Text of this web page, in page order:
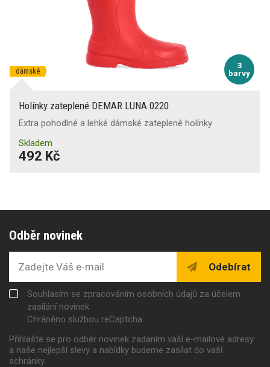
3
barvy
dámské
Holínky zateplené DEMAR LUNA 0220
Extra pohodlné a lehké dámské zateplené holínky
Skladem
492 Kč
Odběr novinek
Odebírat
Souhlasím se zpracováním osobních údajů za účelem
zasílání novinek
Chráněno službou reCaptcha
Přihlašte se pro odběr novinek zadaním vaší e-mailové adresy
a naše nejlepší slevy a nabídky budeme zasílat do vaší
schránky.